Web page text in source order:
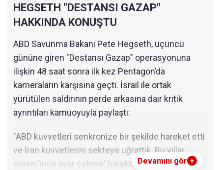
HEGSETH "DESTANSI GAZAP"
HAKKINDA KONUŞTU
ABD Savunma Bakanı Pete Hegseth, üçüncü
gününe giren "Destansı Gazap" operasyonuna
ilişkin 48 saat sonra ilk kez Pentagon’da
kameraların karşısına geçti. İsrail ile ortak
yürütülen saldırının perde arkasına dair kritik
ayrıntıları kamuoyuyla paylaştı:
"ABD kuvvetleri senkronize bir şekilde hareket etti
ve İran kuvvetlerini sekteye uğrattık. Bu yıllar
süren 'ince ayar çekme' hareketlerinden biriydi.
Devamını gör +